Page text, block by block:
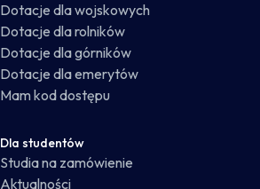
Dotacje dla wojskowych
Dotacje dla rolników
Dotacje dla górników
Dotacje dla emerytów
Mam kod dostępu
Dla studentów
Studia na zamówienie
Aktualności